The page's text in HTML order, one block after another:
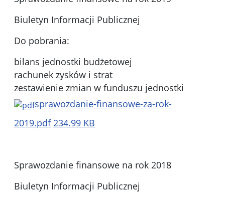
Biuletyn Informacji Publicznej
Do pobrania:
bilans jednostki budżetowej
rachunek zysków i strat
zestawienie zmian w funduszu jednostki
sprawozdanie-finansowe-za-rok-
2019.pdf 234.99 KB
Sprawozdanie finansowe na rok 2018
Biuletyn Informacji Publicznej